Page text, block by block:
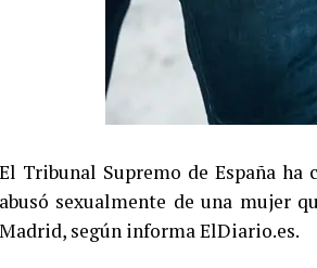
El Tribunal Supremo de España
abusó sexualmente de una mujer
Madrid, según informa ElDiario.es.